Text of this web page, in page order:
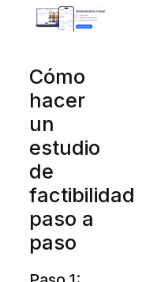
Cómo
hacer
un
estudio
de
factibilidad
paso a
paso